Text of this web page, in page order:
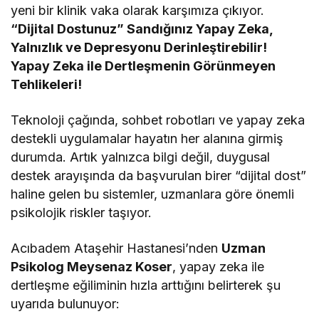
yeni bir klinik vaka olarak karşımıza çıkıyor.
“Dijital Dostunuz” Sandığınız Yapay Zeka,
Yalnızlık ve Depresyonu Derinleştirebilir!
Yapay Zeka ile Dertleşmenin Görünmeyen
Tehlikeleri!
Teknoloji çağında, sohbet robotları ve yapay zeka
destekli uygulamalar hayatın her alanına girmiş
durumda. Artık yalnızca bilgi değil, duygusal
destek arayışında da başvurulan birer “dijital dost”
haline gelen bu sistemler, uzmanlara göre önemli
psikolojik riskler taşıyor.
Acıbadem Ataşehir Hastanesi’nden Uzman
Psikolog Meysenaz Koser, yapay zeka ile
dertleşme eğiliminin hızla arttığını belirterek şu
uyarıda bulunuyor: